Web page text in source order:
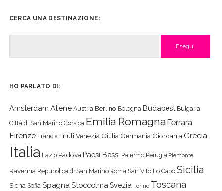
CERCA UNA DESTINAZIONE:
HO PARLATO DI:
Amsterdam Atene Austria Berlino Bologna Budapest Bulgaria
Città di San Marino Corsica Emilia Romagna Ferrara
Firenze Francia Friuli Venezia Giulia Germania Giordania Grecia
Italia Lazio Padova Paesi Bassi Palermo Perugia Piemonte
Ravenna Repubblica di San Marino Roma San Vito Lo Capo Sicilia
Siena Sofia SpagnaStoccolma Svezia Torino Toscana